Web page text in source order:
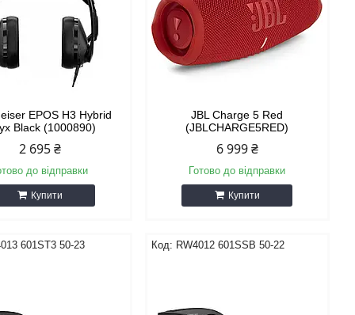
EPOS H3 Hybrid
Black (1000890)
2 695 ₴
до відправки
Купити
JBL Charge 5 Red
(JBLCHARGE5RED)
6 999 ₴
Готово до відправки
Купити
601ST3 50-23 RW4012 601SSB 50-22